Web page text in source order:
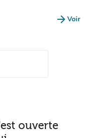
arrow_forward Voir
ouverte